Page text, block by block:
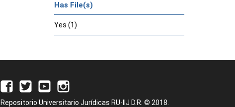
Has File(s)
Yes (1)
Repositorio Universitario Jurídicas RU-IIJ D.R. © 2018.